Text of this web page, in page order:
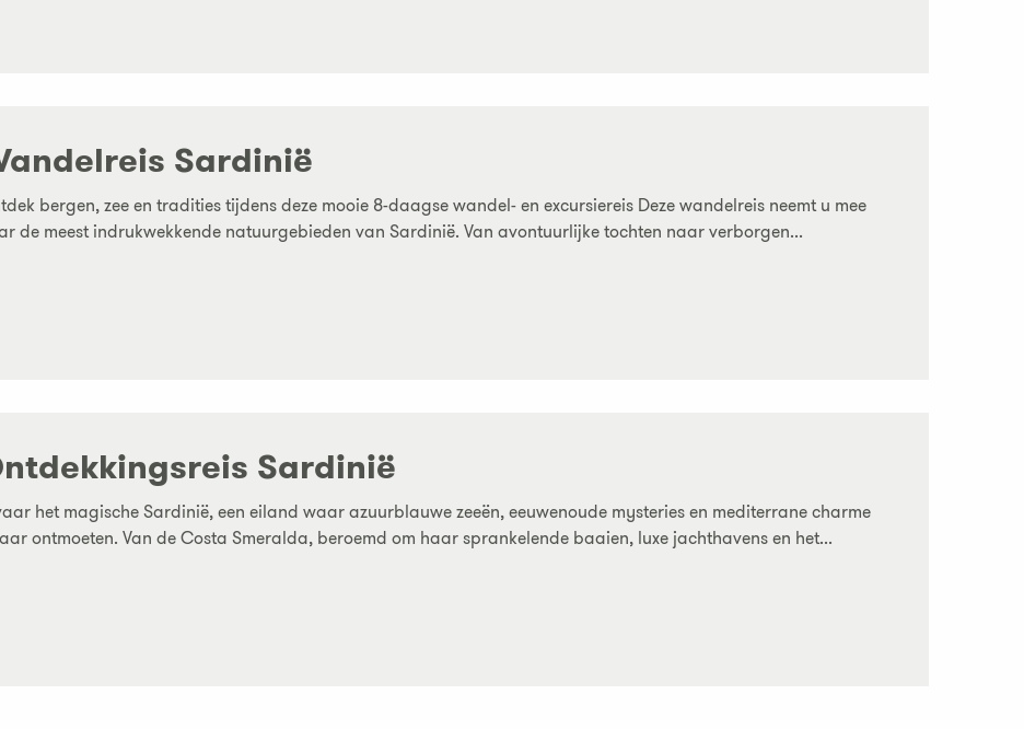
Sardinië
bergen, zee en tradities tijdens deze mooie 8-daagse wandel- en excursiereis Deze wandelreis neemt u mee
de meest indrukwekkende natuurgebieden van Sardinië. Van avontuurlijke tochten naar verborgen...
Sardinië
het magische Sardinië, een eiland waar azuurblauwe zeeën, eeuwenoude mysteries en mediterrane charme
ontmoeten. Van de Costa Smeralda, beroemd om haar sprankelende baaien, luxe jachthavens en het...